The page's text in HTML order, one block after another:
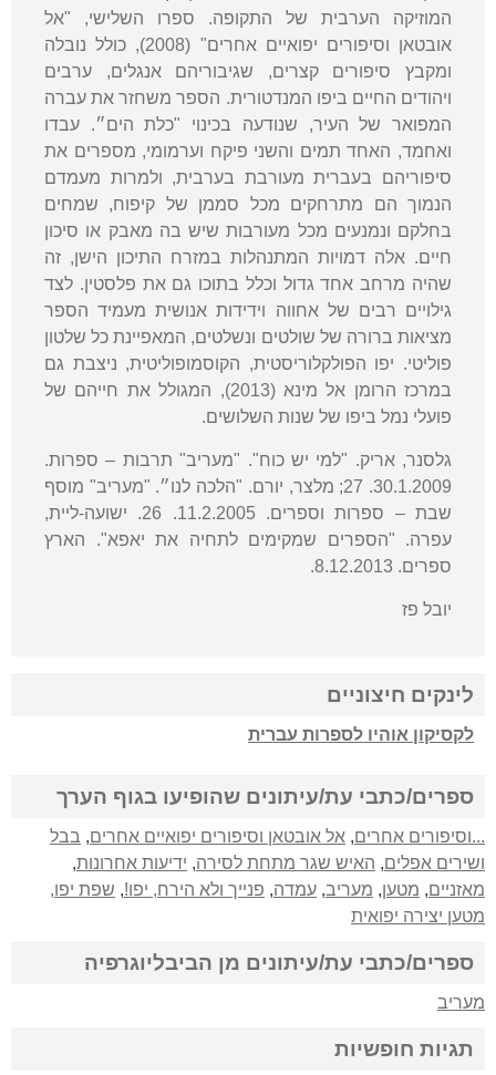
המוזיקה הערבית של התקופה. ספרו השלישי, "אל
אובטאן וסיפורים יפואיים אחרים" (2008), כולל נובלה
ומקבץ סיפורים קצרים, שגיבוריהם אנגלים, ערבים
ויהודים החיים ביפו המנדטורית. הספר משחזר את עברה
המפואר של העיר, שנודעה בכינוי "כלת הים״. עבדו
ואחמד, האחד תמים והשני פיקח וערמומי, מספרים את
סיפוריהם בעברית מעורבת בערבית, ולמרות מעמדם
הנמוך הם מתרחקים מכל סממן של קיפוח, שמחים
בחלקם ונמנעים מכל מעורבות שיש בה מאבק או סיכון
חיים. אלה דמויות המתנהלות במזרח התיכון הישן, זה
שהיה מרחב אחד גדול וכלל בתוכו גם את פלסטין. לצד
גילויים רבים של אחווה וידידות אנושית מעמיד הספר
מציאות ברורה של שולטים ונשלטים, המאפיינת כל שלטון
פוליטי. יפו הפולקלוריסטית, הקוסמופוליטית, ניצבת גם
במרכז הרומן אל מינא (2013), המגולל את חייהם של
פועלי נמל ביפו של שנות השלושים.
גלסנר, אריק. "למי יש כוח". "מעריב" תרבות – ספרות.
30.1.2009. 27; מלצר, יורם. "הלכה לנו״. "מעריב" מוסף
שבת – ספרות וספרים. 11.2.2005. 26. ישועה-ליית,
עפרה. "הספרים שמקימים לתחיה את יאפא". הארץ
ספרים. 8.12.2013.
יובל פז
לינקים חיצוניים
לקסיקון אוהיו לספרות עברית
ספרים/כתבי עת/עיתונים שהופיעו בגוף הערך
...וסיפורים אחרים, אל אובטאן וסיפורים יפואיים אחרים, בבל
ושירים אפלים, האיש שגר מתחת לסירה, ידיעות אחרונות,
מאזניים, מטען, מעריב, עמדה, פנייך ולא הירח, יפו!, שפת יפו,
מטען יצירה יפואית
ספרים/כתבי עת/עיתונים מן הביבליוגרפיה
מעריב
תגיות חופשיות